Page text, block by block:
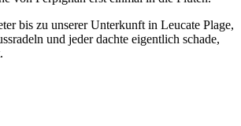
bis zu unserer Unterkunft in Leucate Plage,
und jeder dachte eigentlich schade,